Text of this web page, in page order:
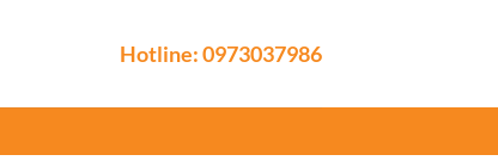
Hotline:0973037986